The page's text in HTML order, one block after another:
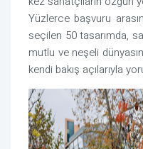
Yüzlerce başvuru
seçilen 50 tasarımda,
mutlu ve neşeli
kendi bakış açılarıyla